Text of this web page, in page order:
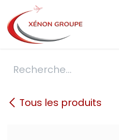
Se rendre au contenu
Tous les produits